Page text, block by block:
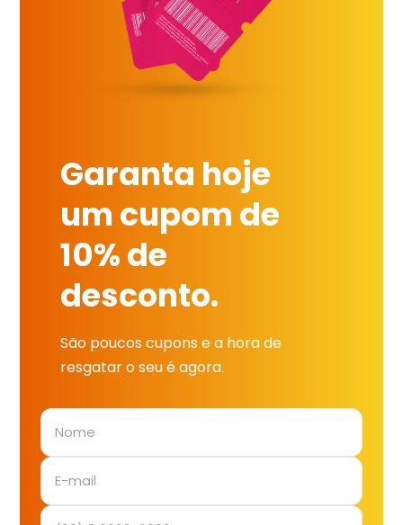
Garanta hoje
um cupom de
10% de
desconto.
São poucos cupons e a hora de
resgatar o seu é agora.